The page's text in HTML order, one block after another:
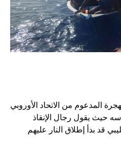
المدعوم من الاتحاد الأوروبي
حيث يقول رجال الإنقاذ
قد بدأ إطلاق النار عليهم